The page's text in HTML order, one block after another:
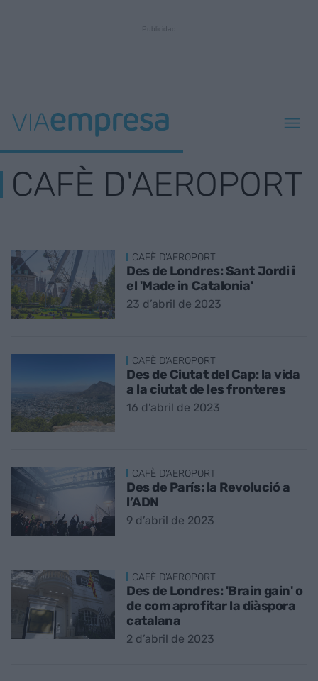
CAFÈ D'AEROPORT
CAFÈ D'AEROPORT
Des de Londres: Sant Jordi i
el 'Made in Catalonia'
23 d’abril de 2023
CAFÈ D'AEROPORT
Des de Ciutat del Cap: la vida
a la ciutat de les fronteres
16 d’abril de 2023
CAFÈ D'AEROPORT
Des de París: la Revolució a
l’ADN
9 d’abril de 2023
CAFÈ D'AEROPORT
Des de Londres: 'Brain gain' o
de com aprofitar la diàspora
catalana
2 d’abril de 2023